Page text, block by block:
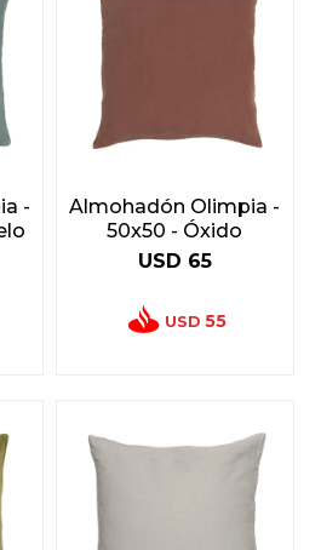
-
Almohadón Olimpia -
50x50 - Óxido
USD 65
USD 55